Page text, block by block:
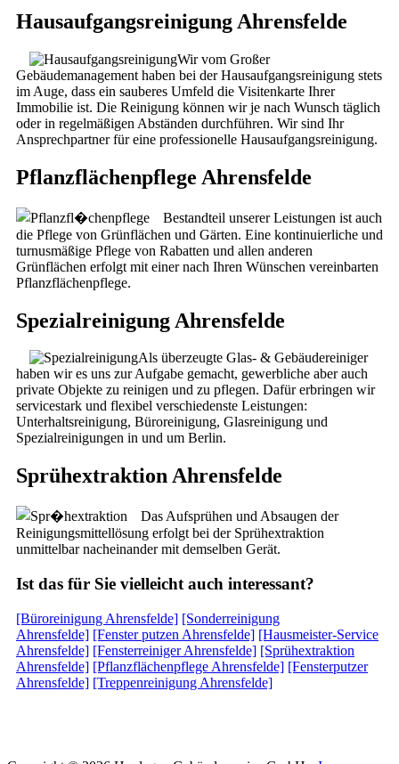
Hausaufgangsreinigung Ahrensfelde
Wir vom Großer
Gebäudemanagement haben bei der Hausaufgangsreinigung stets
im Auge, dass ein sauberes Umfeld die Visitenkarte Ihrer
Immobilie ist. Die Reinigung können wir je nach Wunsch täglich
oder in regelmäßigen Abständen durchführen. Wir sind Ihr
Ansprechpartner für eine professionelle Hausaufgangsreinigung.
Pflanzflächenpflege Ahrensfelde
Bestandteil unserer Leistungen ist auch
die Pflege von Grünflächen und Gärten. Eine kontinuierliche und
turnusmäßige Pflege von Rabatten und allen anderen
Grünflächen erfolgt mit einer nach Ihren Wünschen vereinbarten
Pflanzflächenpflege.
Spezialreinigung Ahrensfelde
Als überzeugte Glas- & Gebäudereiniger
haben wir es uns zur Aufgabe gemacht, gewerbliche aber auch
private Objekte zu reinigen und zu pflegen. Dafür erbringen wir
servicestark und flexibel verschiedenste Leistungen:
Unterhaltsreinigung, Büroreinigung, Glasreinigung und
Spezialreinigungen in und um Berlin.
Sprühextraktion Ahrensfelde
Das Aufsprühen und Absaugen der
Reinigungsmittellösung erfolgt bei der Sprühextraktion
unmittelbar nacheinander mit demselben Gerät.
Ist das für Sie vielleicht auch interessant?
[Büroreinigung Ahrensfelde] [Sonderreinigung
Ahrensfelde] [Fenster putzen Ahrensfelde] [Hausmeister-Service
Ahrensfelde] [Fensterreiniger Ahrensfelde] [Sprühextraktion
Ahrensfelde] [Pflanzflächenpflege Ahrensfelde] [Fensterputzer
Ahrensfelde] [Treppenreinigung Ahrensfelde]